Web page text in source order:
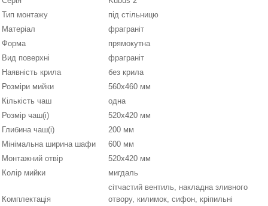
Тип монтажу
під стільницю
Матеріал
фраграніт
Форма
прямокутна
Вид поверхні
фраграніт
Наявність крила
без крила
Розміри мийки
560x460 мм
Кількість чаш
одна
Розмір чаш(і)
520х420 мм
Глибина чаш(і)
200 мм
Мінімальна ширина шафи
600 мм
Монтажний отвір
520x420 мм
Колір мийки
мигдаль
Комплектація
сітчастий вентиль, накладна зливного
отвору, килимок, сифон, кріпильні